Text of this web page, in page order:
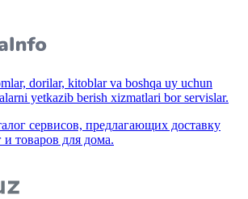
dorilar, kitoblar va boshqa uy uchun
yetkazib berish xizmatlari bor servislar.
сервисов, предлагающих доставку
товаров для дома.